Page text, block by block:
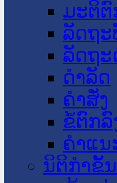
ມະຕິຕົ
ລັດຖ
ລັດຖະ
ດໍາລັດ
ຄໍາສັ່ງ
ຂໍ້ຕົກລົ
ຄໍາແນ
ນິຕິກຳຂັ້